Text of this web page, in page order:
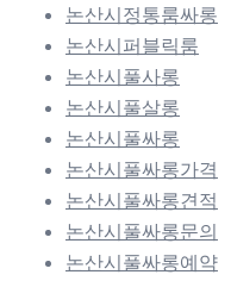
논산시정통룸싸롱
논산시퍼블릭룸
논산시풀사롱
논산시풀살롱
논산시풀싸롱
논산시풀싸롱가격
논산시풀싸롱견적
논산시풀싸롱문의
논산시풀싸롱예약